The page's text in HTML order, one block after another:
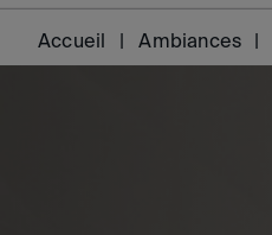
Accueil Ambiances